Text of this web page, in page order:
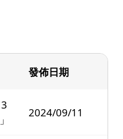
發佈日期
2024/09/11